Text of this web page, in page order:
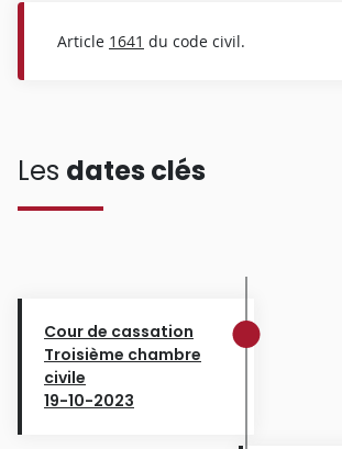
Article 1641 du code civil.
Les dates clés
Cour de cassation
Troisième chambre
civile
19-10-2023